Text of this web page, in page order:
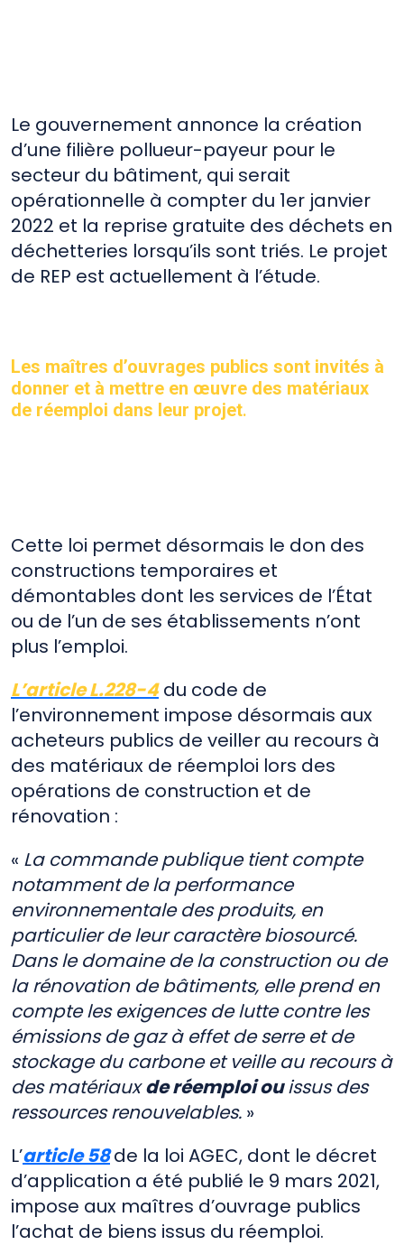
Le gouvernement annonce la création
d’une filière pollueur-payeur pour le
secteur du bâtiment, qui serait
opérationnelle à compter du 1er janvier
2022 et la reprise gratuite des déchets en
déchetteries lorsqu’ils sont triés. Le projet
de REP est actuellement à l’étude.
Les maîtres d’ouvrages publics sont invités à
donner et à mettre en œuvre des matériaux
de réemploi dans leur projet.
Cette loi permet désormais le don des
constructions temporaires et
démontables dont les services de l’État
ou de l’un de ses établissements n’ont
plus l’emploi.
L’article L.228-4du code de
l’environnement impose désormais aux
acheteurs publics de veiller au recours à
des matériaux de réemploi lors des
opérations de construction et de
rénovation :
« La commande publique tient compte
notamment de la performance
environnementale des produits, en
particulier de leur caractère biosourcé.
Dans le domaine de la construction ou de
la rénovation de bâtiments, elle prend en
compte les exigences de lutte contre les
émissions de gaz à effet de serre et de
stockage du carbone et veille au recours à
des matériauxde réemploi ouissus des
ressources renouvelables. »
L’article 58de la loi AGEC, dont le décret
d’application a été publié le 9 mars 2021,
impose aux maîtres d’ouvrage publics
l’achat de biens issus du réemploi.